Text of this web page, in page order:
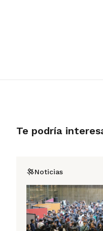
Te podría
Noticias